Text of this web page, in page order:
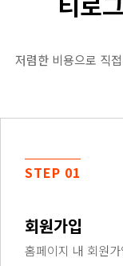
저렴한 비용으로 직
STEP 01
회원가입
홈페이지 내 회원